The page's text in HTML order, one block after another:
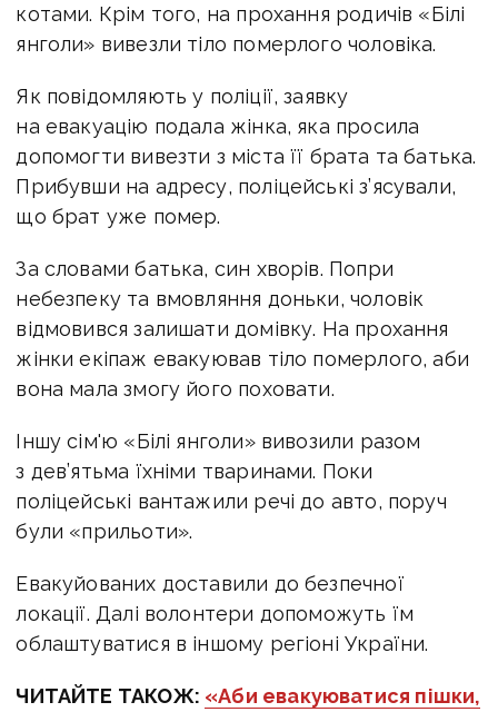
котами. Крім того, на прохання родичів «Білі
янголи» вивезли тіло померлого чоловіка.
Як повідомляють у поліції, заявку
на евакуацію подала жінка, яка просила
допомогти вивезти з міста її брата та батька.
Прибувши на адресу, поліцейські з’ясували,
що брат уже помер.
За словами батька, син хворів. Попри
небезпеку та вмовляння доньки, чоловік
відмовився залишати домівку. На прохання
жінки екіпаж евакуював тіло померлого, аби
вона мала змогу його поховати.
Іншу сім'ю «Білі янголи» вивозили разом
з дев’ятьма їхніми тваринами. Поки
поліцейські вантажили речі до авто, поруч
були «прильоти».
Евакуйованих доставили до безпечної
локації. Далі волонтери допоможуть їм
облаштуватися в іншому регіоні України.
ЧИТАЙТЕ ТАКОЖ: «Аби евакуюватися пішки,